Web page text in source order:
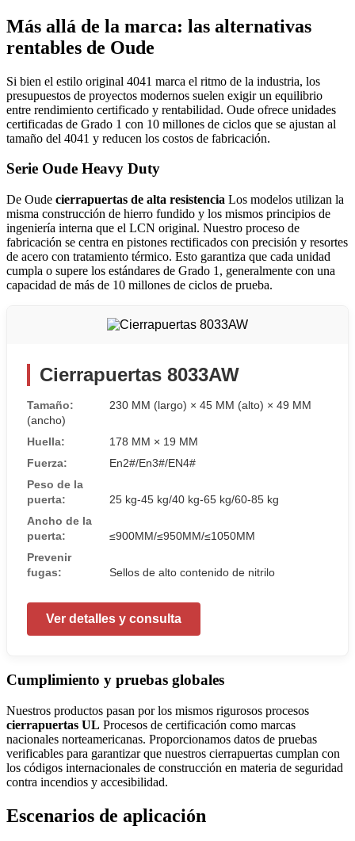
Más allá de la marca: las alternativas
rentables de Oude
Si bien el estilo original 4041 marca el ritmo de la industria, los
presupuestos de proyectos modernos suelen exigir un equilibrio
entre rendimiento certificado y rentabilidad. Oude ofrece unidades
certificadas de Grado 1 con 10 millones de ciclos que se ajustan al
tamaño del 4041 y reducen los costos de fabricación.
Serie Oude Heavy Duty
De Oude cierrapuertas de alta resistencia Los modelos utilizan la
misma construcción de hierro fundido y los mismos principios de
ingeniería interna que el LCN original. Nuestro proceso de
fabricación se centra en pistones rectificados con precisión y resortes
de acero con tratamiento térmico. Esto garantiza que cada unidad
cumpla o supere los estándares de Grado 1, generalmente con una
capacidad de más de 10 millones de ciclos de prueba.
Cierrapuertas 8033AW
Tamaño:
230 MM (largo) × 45 MM (alto) × 49 MM
(ancho)
Huella:
178 MM × 19 MM
Fuerza:
En2#/En3#/EN4#
Peso de la
puerta:
25 kg-45 kg/40 kg-65 kg/60-85 kg
Ancho de la
puerta:
≤900MM/≤950MM/≤1050MM
Prevenir
fugas:
Sellos de alto contenido de nitrilo
Ver detalles y consulta
Cumplimiento y pruebas globales
Nuestros productos pasan por los mismos rigurosos procesos
cierrapuertas UL Procesos de certificación como marcas
nacionales norteamericanas. Proporcionamos datos de pruebas
verificables para garantizar que nuestros cierrapuertas cumplan con
los códigos internacionales de construcción en materia de seguridad
contra incendios y accesibilidad.
Escenarios de aplicación